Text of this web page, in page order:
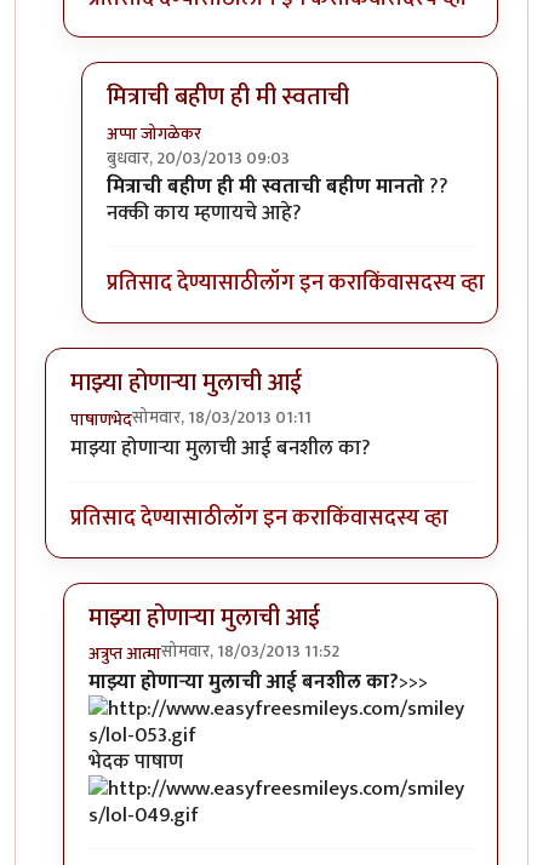
मित्राची बहीण ही मी स्वताची
अप्पा जोगळेकर
बुधवार, 20/03/2013 09:03
In reply toमित्राची बहीण्?मित्राची बहीणbyश्री गावसेना
मित्राची बहीण ही मी स्वताची बहीण मानतो??
नक्की काय म्हणायचे आहे?
प्रतिसाद देण्यासाठीलॉग इन कराकिंवासदस्य व्हा
माझ्या होणार्‍या मुलाची आई
पाषाणभेदसोमवार, 18/03/2013 01:11
माझ्या होणार्‍या मुलाची आई बनशील का?
प्रतिसाद देण्यासाठीलॉग इन कराकिंवासदस्य व्हा
माझ्या होणार्‍या मुलाची आई
अत्रुप्त आत्मासोमवार, 18/03/2013 11:52
In reply toमाझ्या होणार्‍या मुलाची आईbyपाषाणभेद
माझ्या होणार्‍या मुलाची आई बनशील का?>>>
भेदक पाषाण